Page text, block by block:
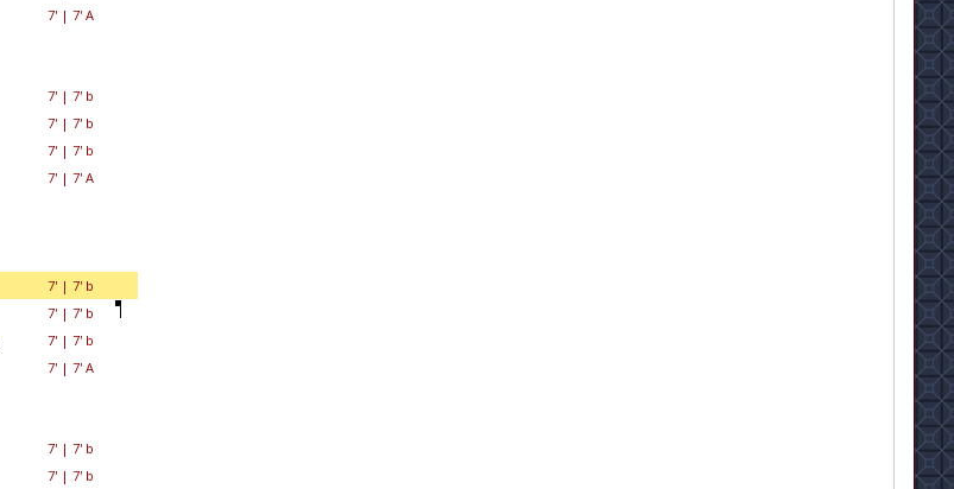
7'| 7' A
7'| 7' b
7'| 7' b
7'| 7' b
7'| 7' A
7'| 7' b
7'| 7' b
7'| 7' b
7'| 7' A
7'| 7' b
7'| 7' b